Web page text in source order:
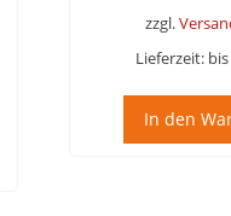
zzgl.
Lieferzeit:
In den